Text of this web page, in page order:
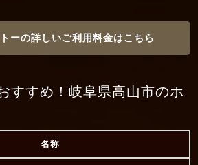
ーの詳しいご利用料金はこちら
すすめ！岐阜県高山市のホ
名称